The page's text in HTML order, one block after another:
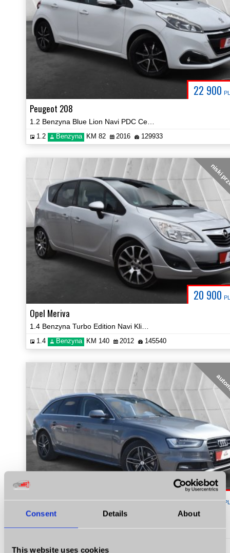
Consent Details About
This website uses cookies
22 900
Peugeot 208
1.2 Benzyna KM 82 2016 129933
20 900
niski
Opel Meriva
1.4 Benzyna KM 140 2012 145540
Audi A4 Avant
2.0 KM 177